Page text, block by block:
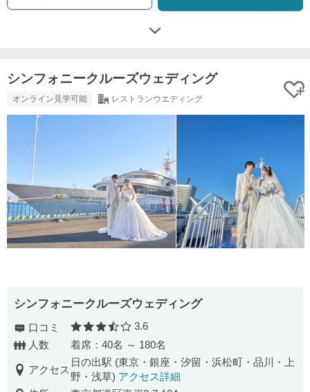
シンフォニークルーズウェディング
オンライン見学可能 レストランウエディング
シンフォニークルーズウェディング
口コミ 口コミ評価
3.6
人数
着席：40名 ～ 180名
アクセス
日の出駅 (東京・銀座・汐留・浜松町・品川・上
野・浅草) アクセス詳細